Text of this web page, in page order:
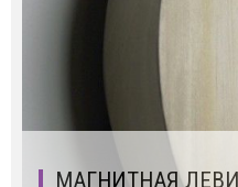
МАГНИТНАЯ